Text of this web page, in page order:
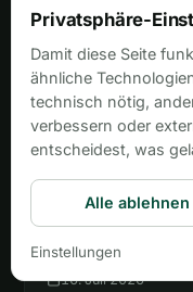
Punkte und zwei
eine einzige
18. Juli 2026
💳
KREDITKARTEN
Amex Gold im
Startguthaben
Ob die American
Gebühr wert ist. Du
€-Bonus, die
Platinum und
16. Juli 2026
Privatsphäre-
Damit diese Seite
ähnliche
technisch nötig,
verbessern oder
entscheidest, was
Alle ablehnen
Einstellungen